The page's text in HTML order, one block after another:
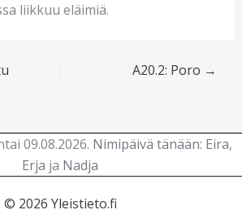
liikkuu eläimiä.
A20.2: Poro →
09.08.2026. Nimipäivä tänään: Eira,
Erja ja Nadja
© 2026 Yleistieto.fi